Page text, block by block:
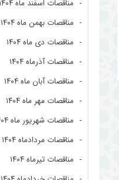
مناقصات اسفند ماه ۱۴۰۴
مناقصات بهمن ماه ۱۴۰۴
مناقصات دی ماه ۱۴۰۴
مناقصات آذرماه ۱۴۰۴
مناقصات آبان ماه ۱۴۰۴
مناقصات مهر ماه ۱۴۰۴
مناقصات شهریور ماه ۱۴۰۴
مناقصات مردادماه ۱۴۰۴
مناقصات تیرماه ۱۴۰۴